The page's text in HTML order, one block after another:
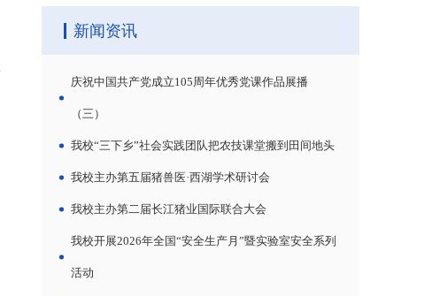
新闻资讯
庆祝中国共产党成立105周年优秀党课作品展播
（三）
我校“三下乡”社会实践团队把农技课堂搬到田间地头
我校主办第五届猪兽医·西湖学术研讨会
我校主办第二届长江猪业国际联合大会
我校开展2026年全国“安全生产月”暨实验室安全系列
活动